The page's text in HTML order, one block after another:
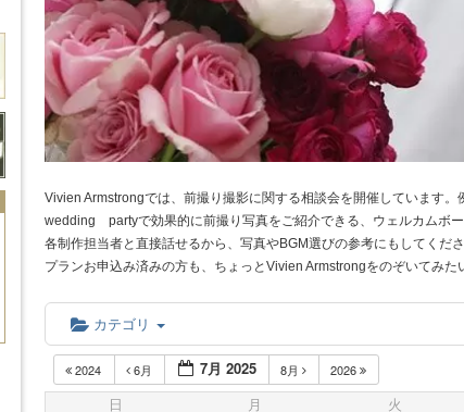
Vivien Armstrongでは、前撮り撮影に関する相談会を開催しています。
wedding partyで効果的に前撮り写真をご紹介できる、ウェルカムボー
各制作担当者と直接話せるから、写真やBGM選びの参考にもしてくださ
プランお申込み済みの方も、ちょっとVivien Armstrongをのぞいてみ
カテゴリ
2024 6月 7月 2025 8月 2026
日 月 火